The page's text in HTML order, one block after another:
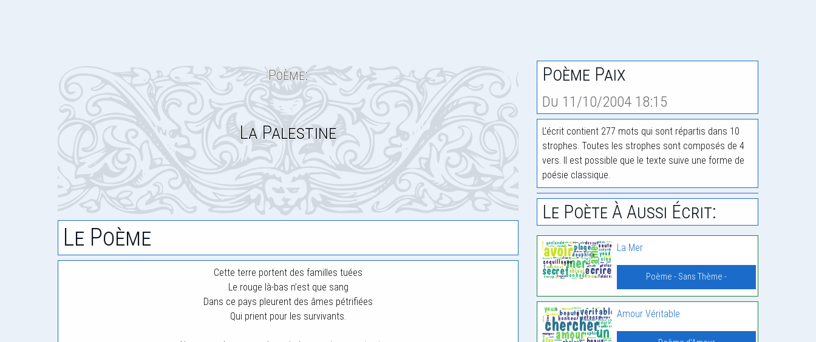
Poème:
La Palestine
Le Poème
Cette terre portent des familles tuées
Le rouge là-bas n’est que sang
Dans ce pays pleurent des âmes pétrifiées
Qui prient pour les survivants.
Poème Paix
Du 11/10/2004 18:15
L'écrit contient 277 mots qui sont répartis dans 10
strophes. Toutes les strophes sont composés de 4
vers. Il est possible que le texte suive une forme de
poésie classique.
Le Poète À Aussi Écrit:
La Mer
Poème - Sans Thème -
Amour Véritable